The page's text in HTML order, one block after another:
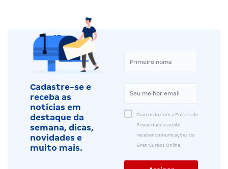
Cadastre-se e
receba as
notícias em
destaque da
semana, dicas,
novidades e
muito mais.
Concordo com a Política de
Privacidade e aceito
receber comunicações do
Gran Cursos Online.